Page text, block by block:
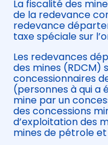
La fiscalité des
de la redevance
redevance
taxe spéciale sur
Les redevances
des mines (RDCM)
concessionnaires
(personnes à qui a
mine par un
des concessions
d’exploitation des
mines de pétrole